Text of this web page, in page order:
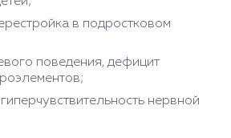
в подростковом
поведения, дефицит
нервной